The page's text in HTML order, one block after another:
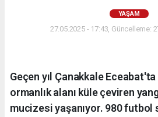
YAŞAM
27.05.2025 - 17:43, Güncelleme:
Geçen yıl Çanakkale
ormanlık alanı küle çeviren
mucizesi yaşanıyor. 980 futbol